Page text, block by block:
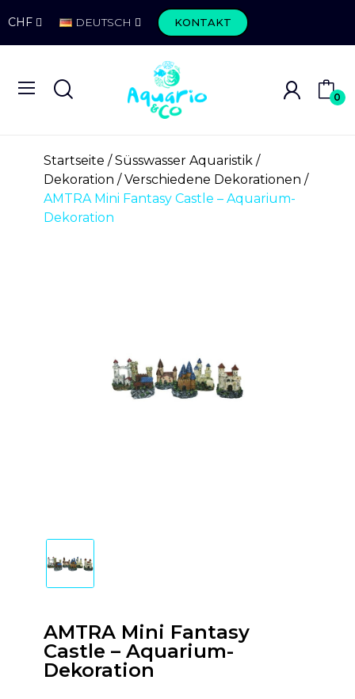
CHF DEUTSCH KONTAKT
0
Startseite
Süsswasser Aquaristik
Dekoration
Verschiedene Dekorationen
AMTRA Mini Fantasy Castle – Aquarium-
Dekoration
AMTRA Mini Fantasy
Castle – Aquarium-
Dekoration